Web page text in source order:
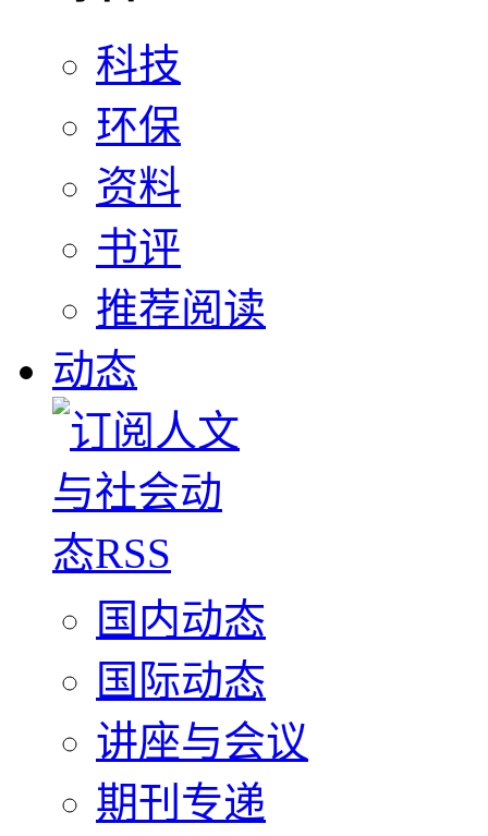
科技
环保
资料
书评
推荐阅读
动态
国内动态
国际动态
讲座与会议
期刊专递